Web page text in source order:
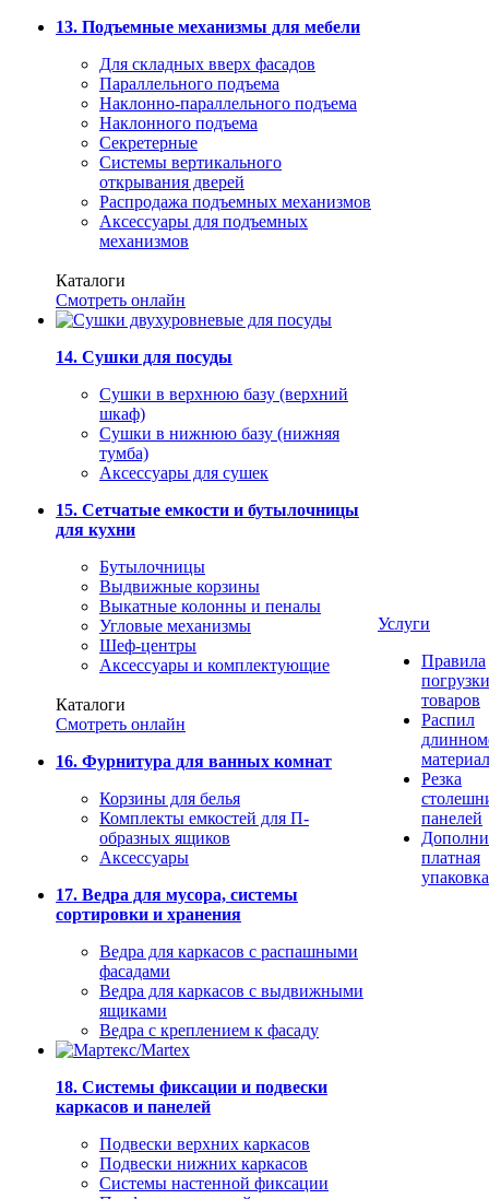
13. Подъемные механизмы для мебели
Для складных вверх фасадов
Параллельного подъема
Наклонно-параллельного подъема
Наклонного подъема
Секретерные
Системы вертикального
открывания дверей
Распродажа подъемных механизмов
Аксессуары для подъемных
механизмов
Каталоги
Смотреть онлайн
14. Сушки для посуды
Сушки в верхнюю базу (верхний
шкаф)
Сушки в нижнюю базу (нижняя
тумба)
Аксессуары для сушек
15. Сетчатые емкости и бутылочницы
для кухни
Бутылочницы
Выдвижные корзины
Выкатные колонны и пеналы
Угловые механизмы
Шеф-центры
Аксессуары и комплектующие
Каталоги
Смотреть онлайн
16. Фурнитура для ванных комнат
Корзины для белья
Комплекты емкостей для П-
образных ящиков
Аксессуары
17. Ведра для мусора, системы
сортировки и хранения
Ведра для каркасов с распашными
фасадами
Ведра для каркасов с выдвижными
ящиками
Ведра с креплением к фасаду
18. Системы фиксации и подвески
каркасов и панелей
Подвески верхних каркасов
Подвески нижних каркасов
Системы настенной фиксации
Услуги
Правила
погрузки
товаров
Распил
Резка
панелей
платная
упаковка